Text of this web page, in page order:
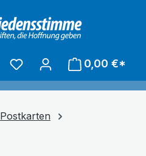
0,00 €*
Postkarten